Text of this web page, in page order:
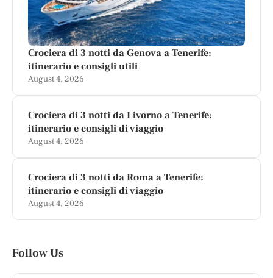
Crociera di 3 notti da Genova a Tenerife:
itinerario e consigli utili
August 4, 2026
Crociera di 3 notti da Livorno a Tenerife:
itinerario e consigli di viaggio
August 4, 2026
Crociera di 3 notti da Roma a Tenerife:
itinerario e consigli di viaggio
August 4, 2026
Follow Us